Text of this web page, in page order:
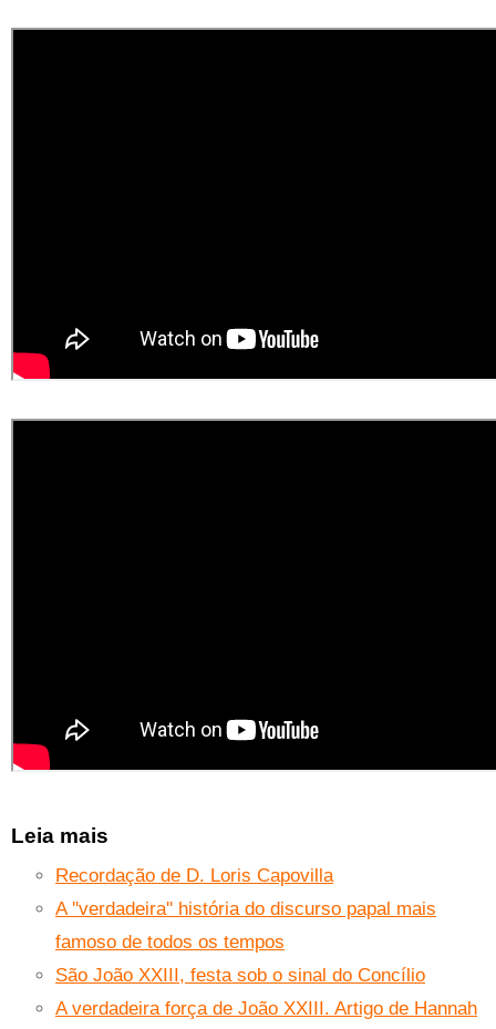
Leia mais
Recordação de D. Loris Capovilla
A ''verdadeira'' história do discurso papal mais
famoso de todos os tempos
São João XXIII, festa sob o sinal do Concílio
A verdadeira força de João XXIII. Artigo de Hannah